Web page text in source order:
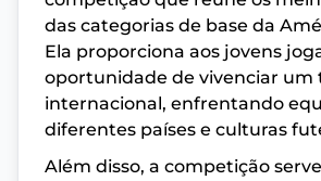
das categorias de base da
Ela proporciona aos jovens
oportunidade de vivenciar um
internacional, enfrentando
diferentes países e culturas
Além disso, a competição